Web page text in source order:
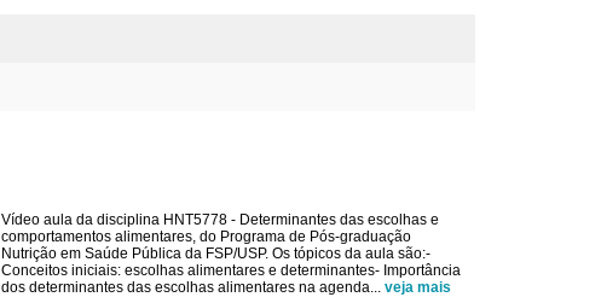
Vídeo aula da disciplina HNT5778 - Determinantes das escolhas e
comportamentos alimentares, do Programa de Pós-graduação
Nutrição em Saúde Pública da FSP/USP. Os tópicos da aula são:-
Conceitos iniciais: escolhas alimentares e determinantes- Importância
dos determinantes das escolhas alimentares na agenda... veja mais